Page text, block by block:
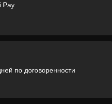
Pay
по договоренности